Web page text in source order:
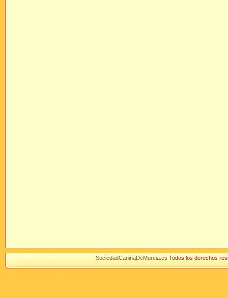
SociedadCaninaDeMurcia.es Todos los derechos